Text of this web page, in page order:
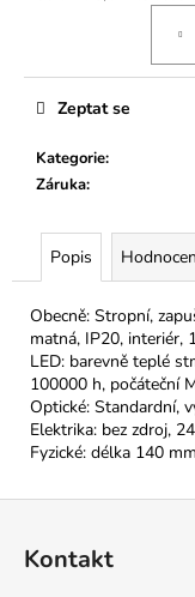
Kategorie:
Záruka:
Zeptat se
Popis
Obecně: Stropní,
matná, IP20, interiér,
LED: barevně teplé
100000 h, počáteční
Optické: Standardní,
Elektrika: bez zdroj,
Fyzické: délka 140
Kontakt